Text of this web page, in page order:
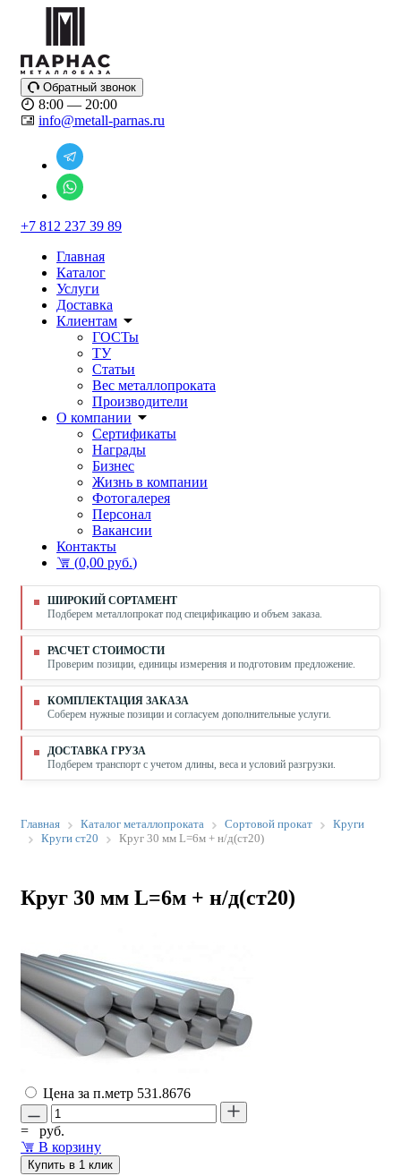
Обратный звонок
8:00 — 20:00
info@metall-parnas.ru
+7 812 237 39 89
Главная
Каталог
Услуги
Доставка
Клиентам
ГОСТы
ТУ
Статьи
Вес металлопроката
Производители
О компании
Сертификаты
Награды
Бизнес
Жизнь в компании
Фотогалерея
Персонал
Вакансии
Контакты
(0,00 руб.)
ШИРОКИЙ СОРТАМЕНТ
Подберем металлопрокат под спецификацию и объем заказа.
РАСЧЕТ СТОИМОСТИ
Проверим позиции, единицы измерения и подготовим предложение.
КОМПЛЕКТАЦИЯ ЗАКАЗА
Соберем нужные позиции и согласуем дополнительные услуги.
ДОСТАВКА ГРУЗА
Подберем транспорт с учетом длины, веса и условий разгрузки.
Главная Каталог металлопроката Сортовой прокат
Круги
Круги ст20
Круг 30 мм L=6м + н/д(ст20)
Круг 30 мм L=6м + н/д(ст20)
Цена за п.метр 531.8676
=
руб.
В корзину
Купить в 1 клик